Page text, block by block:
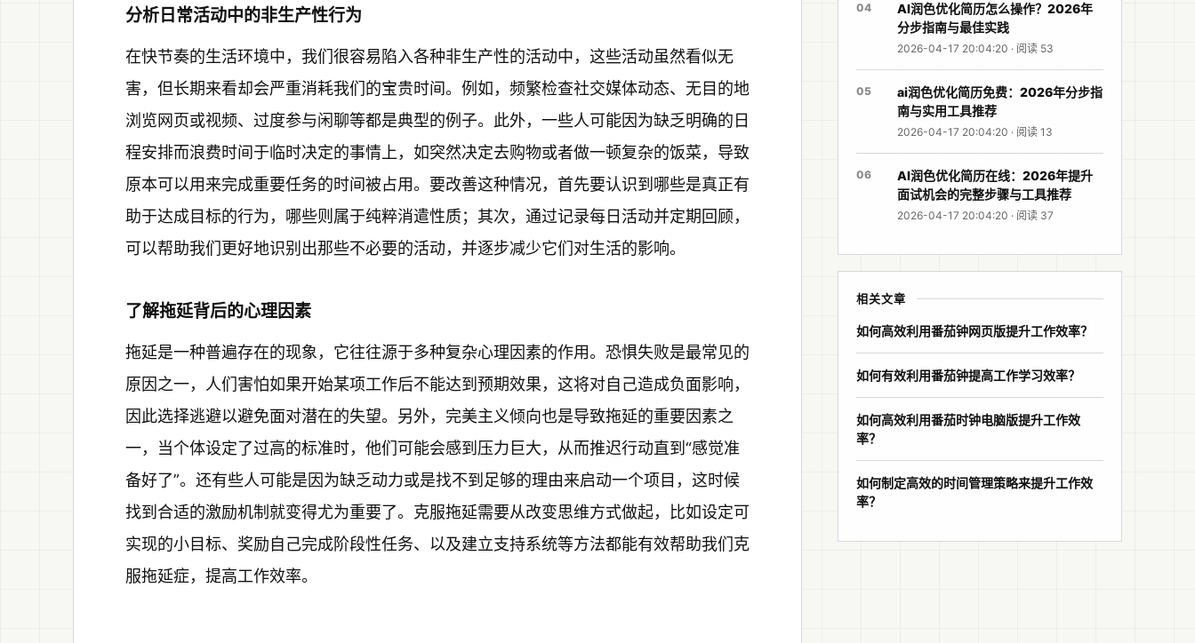
分析日常活动中的非生产性行为
在快节奏的生活环境中，我们很容易陷入各种非生产性的活动中，这些活动虽然看似无
害，但长期来看却会严重消耗我们的宝贵时间。例如，频繁检查社交媒体动态、无目的地
浏览网页或视频、过度参与闲聊等都是典型的例子。此外，一些人可能因为缺乏明确的日
程安排而浪费时间于临时决定的事情上，如突然决定去购物或者做一顿复杂的饭菜，导致
原本可以用来完成重要任务的时间被占用。要改善这种情况，首先要认识到哪些是真正有
助于达成目标的行为，哪些则属于纯粹消遣性质；其次，通过记录每日活动并定期回顾，
可以帮助我们更好地识别出那些不必要的活动，并逐步减少它们对生活的影响。
了解拖延背后的心理因素
拖延是一种普遍存在的现象，它往往源于多种复杂心理因素的作用。恐惧失败是最常见的
原因之一，人们害怕如果开始某项工作后不能达到预期效果，这将对自己造成负面影响，
因此选择逃避以避免面对潜在的失望。另外，完美主义倾向也是导致拖延的重要因素之
一，当个体设定了过高的标准时，他们可能会感到压力巨大，从而推迟行动直到“感觉准
备好了”。还有些人可能是因为缺乏动力或是找不到足够的理由来启动一个项目，这时候
找到合适的激励机制就变得尤为重要了。克服拖延需要从改变思维方式做起，比如设定可
实现的小目标、奖励自己完成阶段性任务、以及建立支持系统等方法都能有效帮助我们克
服拖延症，提高工作效率。
04
AI润色优化简历怎么操作？2026年
分步指南与最佳实践
2026-04-17 20:04:20 · 阅读 53
05
ai润色优化简历免费：2026年分步指
南与实用工具推荐
2026-04-17 20:04:20 · 阅读 13
06
AI润色优化简历在线：2026年提升
面试机会的完整步骤与工具推荐
2026-04-17 20:04:20 · 阅读 37
相关文章
如何高效利用番茄钟网页版提升工作效率？
如何有效利用番茄钟提高工作学习效率？
如何高效利用番茄时钟电脑版提升工作效
率？
如何制定高效的时间管理策略来提升工作效
率？